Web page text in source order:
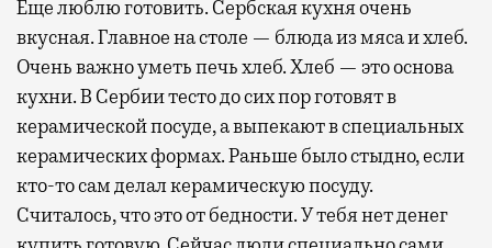
Еще люблю готовить. Сербская кухня очень
вкусная. Главное на столе — блюда из мяса и хлеб.
Очень важно уметь печь хлеб. Хлеб — это основа
кухни. В Сербии тесто до сих пор готовят в
керамической посуде, а выпекают в специальных
керамических формах. Раньше было стыдно, если
кто-то сам делал керамическую посуду.
Считалось, что это от бедности. У тебя нет денег